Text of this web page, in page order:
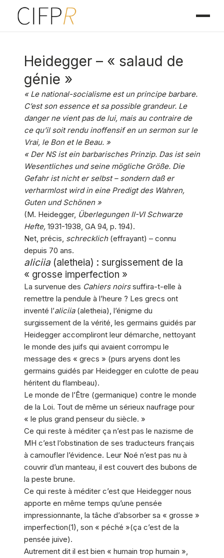
Heidegger – « salaud de
génie »
« Le national-socialisme est un principe barbare.
C’est son essence et sa possible grandeur. Le
danger ne vient pas de lui, mais au contraire de
ce qu’il soit rendu inoffensif en un sermon sur le
Vrai, le Bon et le Beau. »
« Der NS ist ein barbarisches Prinzip. Das ist sein
Wesentliches und seine mögliche Größe. Die
Gefahr ist nicht er selbst – sondern daß er
verharmlost wird in eine Predigt des Wahren,
Guten und Schönen »
(M. Heidegger, Überlegungen II-VI Schwarze
Hefte, 1931-1938, GA 94, p. 194).
Net, précis, schrecklich(effrayant) – connu
depuis 70 ans.
aliciia (aletheia) : surgissement de la
« grosse imperfection »
La survenue des Cahiers noirssuffira-t-elle à
remettre la pendule à l’heure ? Les grecs ont
inventé l’aliciia(aletheia), l’énigme du
surgissement de la vérité, les germains guidés par
Heidegger accompliront leur démarche, nettoyant
le monde des juifs qui avaient corrompu le
message des « grecs » (purs aryens dont les
germains guidés par Heidegger en culotte de peau
héritent du flambeau).
Le monde de l’Être (germanique) contre le monde
de la Loi. Tout de même un sérieux naufrage pour
« le plus grand penseur du siècle. »
Ce qui reste à méditer ça n’est pas le nazisme de
MH c’est l’obstination de ses traducteurs français
à camoufler l’évidence. Leur Noé n’est pas nu à
couvrir d’un manteau, il est couvert des bubons de
la peste brune.
Ce qui reste à méditer c’est que Heidegger nous
apporte en même temps qu’une pensée
impressionnante, la tâche d’absorber sa « grosse »
imperfection(1), son « péché »(ça c’est de la
pensée juive).
Autrement dit il est bien « humain trop humain »,